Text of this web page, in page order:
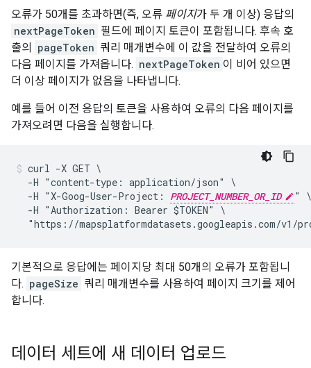
오류가 50개를 초과하면(즉, 오류 페이지가 두 개 이상) 응답의
nextPageToken 필드에 페이지 토큰이 포함됩니다. 후속 호
출의
pageToken 쿼리 매개변수에 이 값을 전달하여 오류의
다음 페이지를 가져옵니다. nextPageToken 이 비어 있으면
더 이상 페이지가 없음을 나타냅니다.
예를 들어 이전 응답의 토큰을 사용하여 오류의 다음 페이지를
가져오려면 다음을 실행합니다.
curl -X GET \
  -H "content-type: application/json" \
  -H "X-Goog-User-Project:
PROJECT_NUMBER_OR_ID
" \
  -H "Authorization: Bearer $TOKEN" \
"https://mapsplatformdatasets.googleapis.com/v1/
기본적으로 응답에는 페이지당 최대 50개의 오류가 포함됩니
다. pageSize 쿼리 매개변수를 사용하여 페이지 크기를 제어
합니다.
데이터 세트에 새 데이터 업로드